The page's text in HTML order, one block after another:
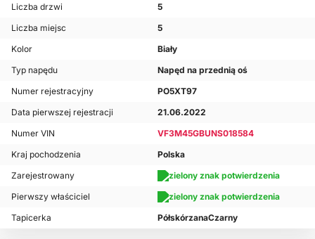
Liczba drzwi
5
Liczba miejsc
5
Kolor
Biały
Typ napędu
Napęd na przednią oś
Numer rejestracyjny
PO5XT97
Data pierwszej rejestracji
21.06.2022
Numer VIN
VF3M45GBUNS018584
Kraj pochodzenia
Polska
Zarejestrowany
Pierwszy właściciel
Tapicerka
PółskórzanaCzarny